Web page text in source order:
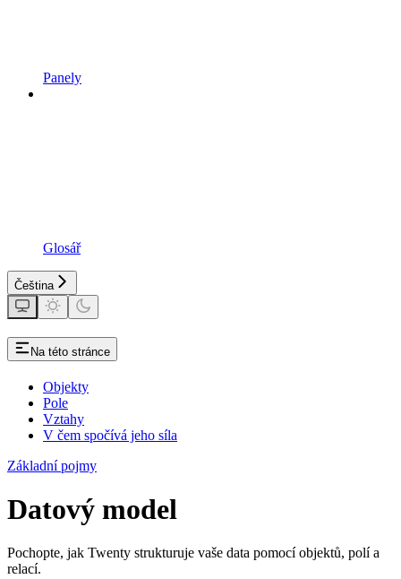
Panely
Glosář
Čeština
Na této stránce
Objekty
Pole
Vztahy
V čem spočívá jeho síla
Základní pojmy
Datový model
Pochopte, jak Twenty strukturuje vaše data pomocí objektů, polí a
relací.